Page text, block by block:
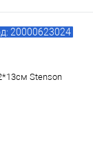
20000623024
Stenson